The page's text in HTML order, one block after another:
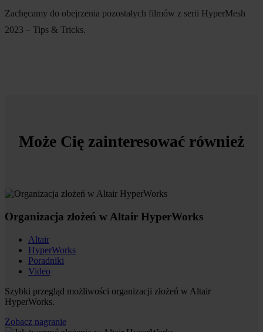
Zachęcamy do obejrzenia pozostałych filmów z serii HyperMesh
2023 – Tips & Tricks.
Może Cię zainteresować również
Organizacja złożeń w Altair HyperWorks
Altair
HyperWorks
Poradniki
Video
Szybki przegląd możliwości organizacji złożeń w Altair
HyperWorks.
Zobacz nagranie